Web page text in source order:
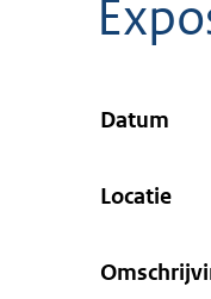
Datum
Locatie